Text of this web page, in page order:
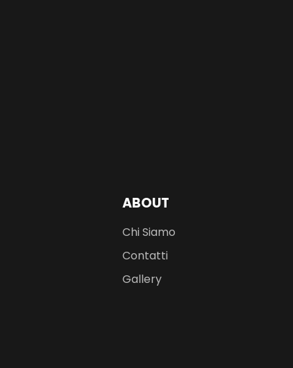
ABOUT
Chi Siamo
Contatti
Gallery